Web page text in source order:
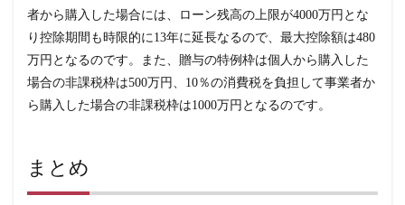
者から購入した場合には、ローン残高の上限が4000万円とな
り控除期間も時限的に13年に延長なるので、最大控除額は480
万円となるのです。また、贈与の特例枠は個人から購入した
場合の非課税枠は500万円、10％の消費税を負担して事業者か
ら購入した場合の非課税枠は1000万円となるのです。
まとめ